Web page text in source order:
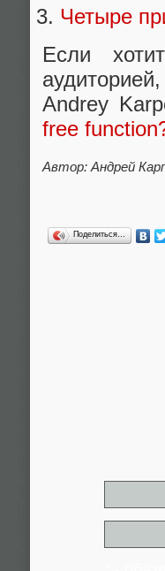
Четыре
Если
Andrey
free
Автор: Андрей
Поделиться…